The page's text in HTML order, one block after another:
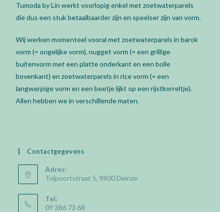
Tumoda by Lin werkt voorlopig enkel met zoetwaterparels
die dus een stuk betaalbaarder zijn en speelser zijn van vorm.
Wij werken momenteel vooral met zoetwaterparels in barok
vorm (= ongelijke vorm), nugget vorm (= een grillige
buitenvorm met een platte onderkant en een bolle
bovenkant) en zoetwaterparels in rice vorm (= een
langwerpige vorm en een beetje lijkt op een rijstkorreltje).
Allen hebben we in verschillende maten.
Contactgegevens
Adres:
Tolpoortstraat 5, 9800 Deinze
Tel:
09 386 73 68